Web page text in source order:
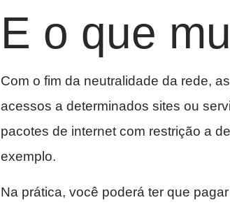
E o que
Com o fim da neutralidade da rede,
acessos a determinados sites ou
pacotes de internet com restrição a
exemplo.
Na prática, você poderá ter que